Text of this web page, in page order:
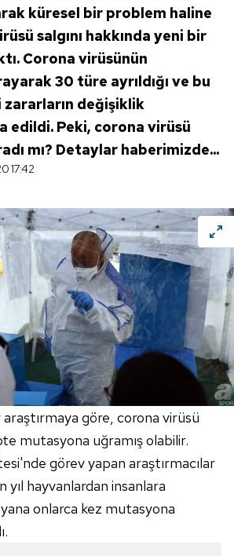
küresel bir problem haline
salgını hakkında yeni bir
Corona virüsünün
30 türe ayrıldığı ve bu
değişiklik
edildi. Peki, corona virüsü
mı? Detaylar haberimizde...
17:42
göre, corona virüsü
mutasyona uğramış olabilir.
görev yapan araştırmacılar
yıl hayvanlardan insanlara
onlarca kez mutasyona